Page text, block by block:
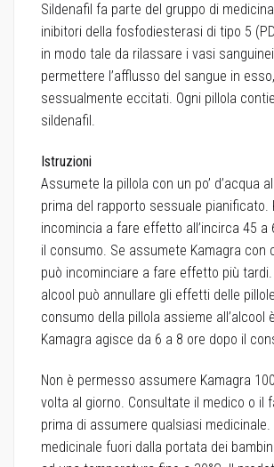
Sildenafil fa parte del gruppo di
inibitori della fosfodiesterasi di tipo 5
in modo tale da rilassare i vasi
permettere l’afflusso del sangue in
sessualmente eccitati. Ogni pillola
sildenafil.
Istruzioni
Assumete la pillola con un po’ d’acqua
prima del rapporto sessuale pianificato.
incomincia a fare effetto all’incirca 45 a
il consumo. Se assumete Kamagra con
può incominciare a fare effetto più
alcool può annullare gli effetti delle
consumo della pillola assieme all’alcool
Kamagra agisce da 6 a 8 ore dopo il
Non è permesso assumere Kamagra
volta al giorno. Consultate il medico o il
prima di assumere qualsiasi medicinale.
medicinale fuori dalla portata dei